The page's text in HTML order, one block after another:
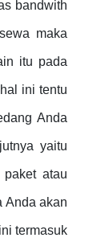
bandwith
maka
itu pada
ini tentu
Anda
yaitu
atau
Anda akan
termasuk